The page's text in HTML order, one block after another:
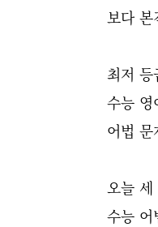
보다 본
최저 등
수능 영
어법
오늘 세
수능 어